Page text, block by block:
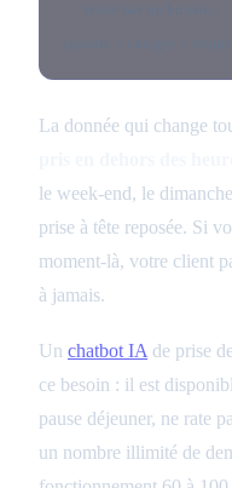
La donnée qui change
le week-end, le
prise à tête reposée. Si
moment-là, votre client
à jamais.
Un chatbot IA de prise
ce besoin : il est
pause déjeuner, ne rate
un nombre illimité de